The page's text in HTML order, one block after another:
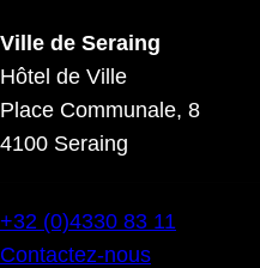
Ville de Seraing
Hôtel de Ville
Place Communale, 8
4100 Seraing
+32 (0)4330 83 11
Contactez-nous